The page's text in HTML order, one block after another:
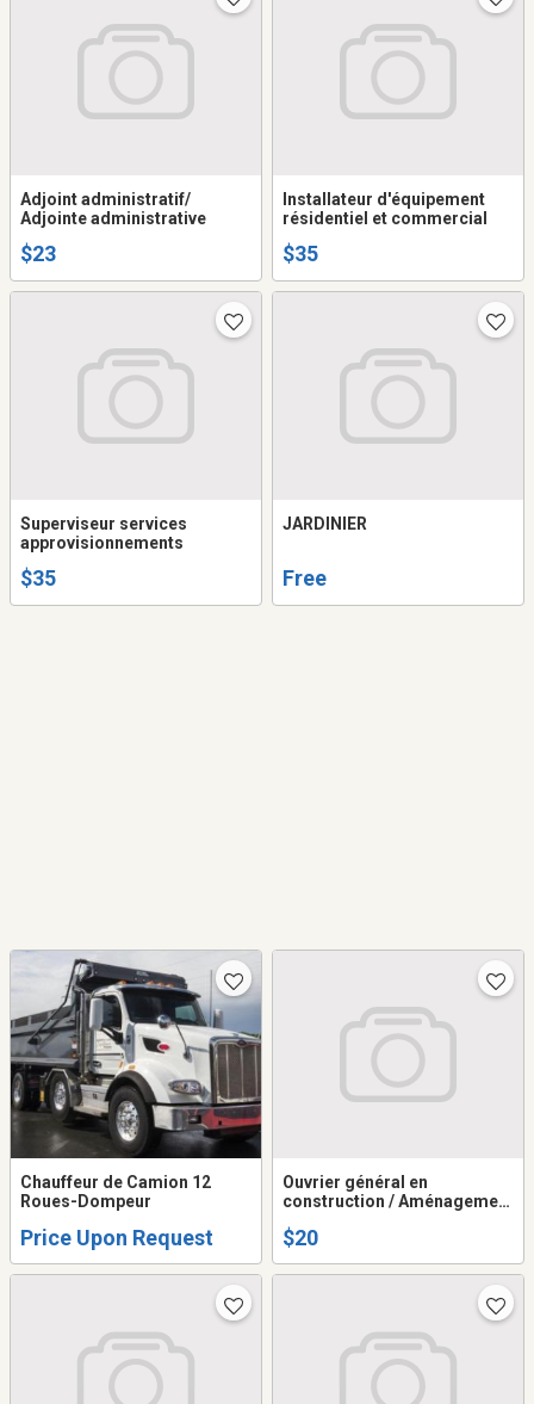
Adjoint administratif/
Adjointe administrative
$23
Installateur d'équipement
résidentiel et commercial
$35
Superviseur services
approvisionnements
$35
JARDINIER
Free
Chauffeur de Camion 12
Roues-Dompeur
Price Upon Request
Ouvrier général en
construction / Aménagement
$20